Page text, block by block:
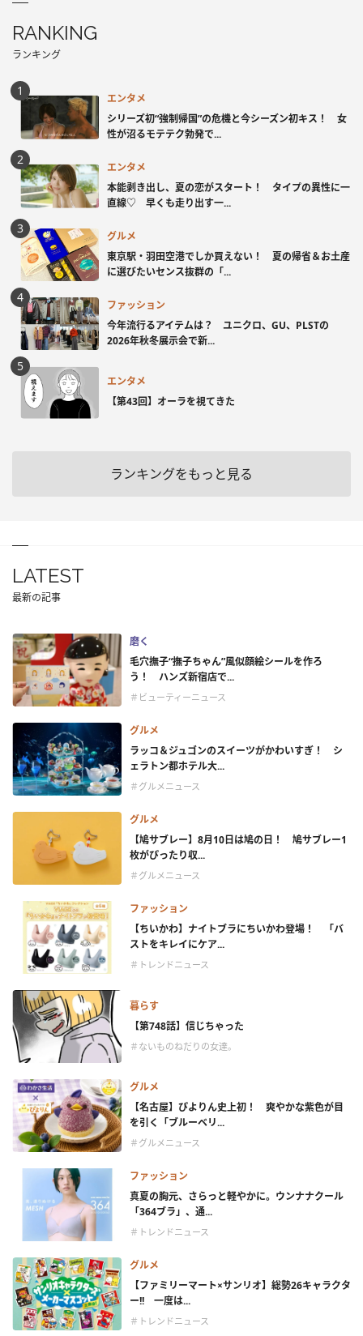
RANKING
ランキング
エンタメ
シリーズ初“強制帰国”の危機と今シーズン初キス！ 女
性が沼るモテテク勃発で...
エンタメ
本能剥き出し、夏の恋がスタート！ タイプの異性に一
直線♡ 早くも走り出す一...
グルメ
東京駅・羽田空港でしか買えない！ 夏の帰省＆お土産
に選びたいセンス抜群の「...
ファッション
今年流行るアイテムは？ ユニクロ、GU、PLSTの
2026年秋冬展示会で新...
エンタメ
【第43回】オーラを視てきた
ランキングをもっと見る
LATEST
最新の記事
磨く
毛穴撫子“撫子ちゃん”風似顔絵シールを作ろ
う！ ハンズ新宿店で...
＃ビューティーニュース
グルメ
ラッコ＆ジュゴンのスイーツがかわいすぎ！ シ
ェラトン都ホテル大...
＃グルメニュース
グルメ
【鳩サブレー】8月10日は鳩の日！ 鳩サブレー1
枚がぴったり収...
＃グルメニュース
ファッション
【ちいかわ】ナイトブラにちいかわ登場！ 「バ
ストをキレイにケア...
＃トレンドニュース
暮らす
【第748話】信じちゃった
＃ないものねだりの女達。
グルメ
【名古屋】ぴよりん史上初！ 爽やかな紫色が目
を引く「ブルーベリ...
＃グルメニュース
ファッション
真夏の胸元、さらっと軽やかに。ウンナナクール
「364ブラ」、通...
＃トレンドニュース
グルメ
【ファミリーマート×サンリオ】総勢26キャラクタ
ー!! 一度は...
＃トレンドニュース